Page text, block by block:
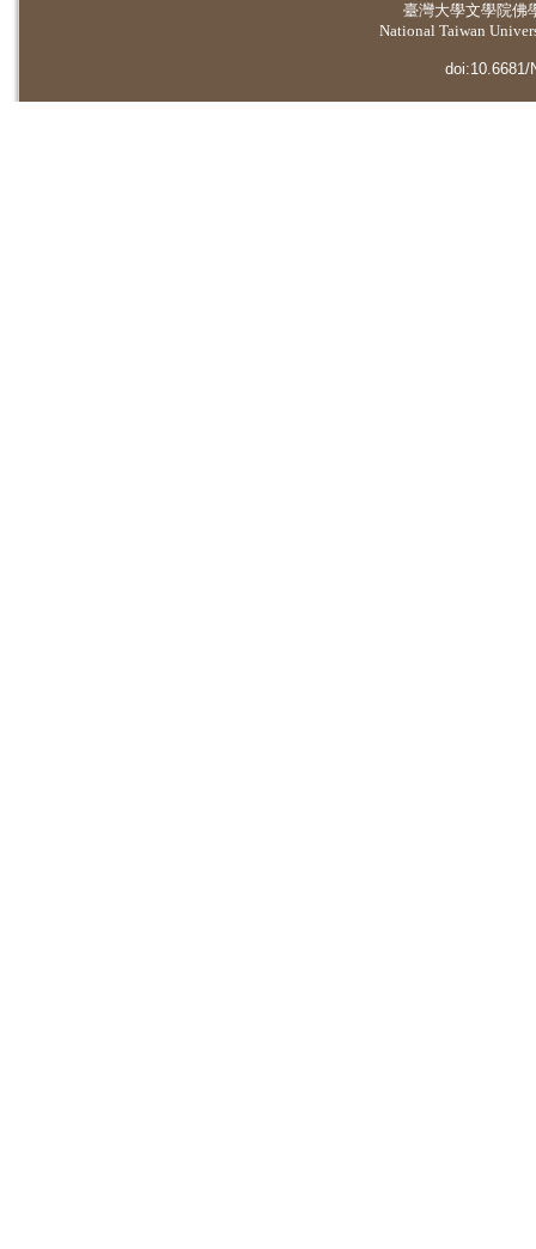
臺灣大學文學院佛
National Taiwan
doi:10.6681/